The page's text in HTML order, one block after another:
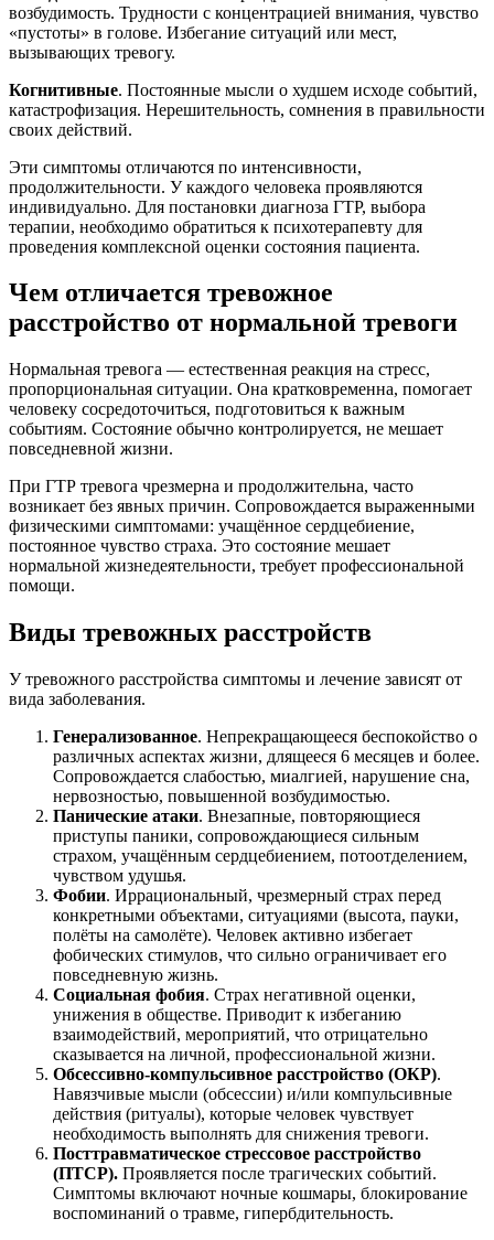
возбудимость. Трудности с концентрацией внимания, чувство
«пустоты» в голове. Избегание ситуаций или мест,
вызывающих тревогу.
Когнитивные. Постоянные мысли о худшем исходе событий,
катастрофизация. Нерешительность, сомнения в правильности
своих действий.
Эти симптомы отличаются по интенсивности,
продолжительности. У каждого человека проявляются
индивидуально. Для постановки диагноза ГТР, выбора
терапии, необходимо обратиться к психотерапевту для
проведения комплексной оценки состояния пациента.
Чем отличается тревожное
расстройство от нормальной тревоги
Нормальная тревога ― естественная реакция на стресс,
пропорциональная ситуации. Она кратковременна, помогает
человеку сосредоточиться, подготовиться к важным
событиям. Состояние обычно контролируется, не мешает
повседневной жизни.
При ГТР тревога чрезмерна и продолжительна, часто
возникает без явных причин. Сопровождается выраженными
физическими симптомами: учащённое сердцебиение,
постоянное чувство страха. Это состояние мешает
нормальной жизнедеятельности, требует профессиональной
помощи.
Виды тревожных расстройств
У тревожного расстройства симптомы и лечение зависят от
вида заболевания.
Генерализованное. Непрекращающееся беспокойство о
различных аспектах жизни, длящееся 6 месяцев и более.
Сопровождается слабостью, миалгией, нарушение сна,
нервозностью, повышенной возбудимостью.
Панические атаки. Внезапные, повторяющиеся
приступы паники, сопровождающиеся сильным
страхом, учащённым сердцебиением, потоотделением,
чувством удушья.
Фобии. Иррациональный, чрезмерный страх перед
конкретными объектами, ситуациями (высота, пауки,
полёты на самолёте). Человек активно избегает
фобических стимулов, что сильно ограничивает его
повседневную жизнь.
Социальная фобия. Страх негативной оценки,
унижения в обществе. Приводит к избеганию
взаимодействий, мероприятий, что отрицательно
сказывается на личной, профессиональной жизни.
Обсессивно-компульсивное расстройство (ОКР).
Навязчивые мысли (обсессии) и/или компульсивные
действия (ритуалы), которые человек чувствует
необходимость выполнять для снижения тревоги.
Посттравматическое стрессовое расстройство
(ПТСР). Проявляется после трагических событий.
Симптомы включают ночные кошмары, блокирование
воспоминаний о травме, гипербдительность.